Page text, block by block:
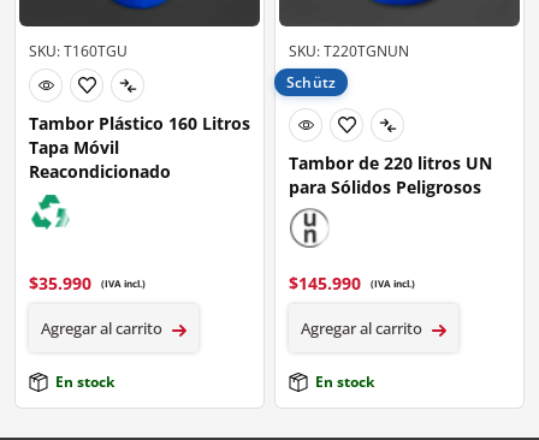
SKU: T160TGU
Tambor Plástico 160 Litros
Tapa Móvil
Reacondicionado
$35.990 (IVA incl.)
Agregar al carrito
En stock
SKU: T220TGNUN
Schütz
Tambor de 220 litros UN
para Sólidos Peligrosos
$145.990 (IVA incl.)
Agregar al carrito
En stock